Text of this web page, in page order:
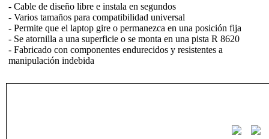
- Cable de diseño libre e instala en segundos
- Varios tamaños para compatibilidad universal
- Permite que el laptop gire o permanezca en una posición fija
- Se atornilla a una superficie o se monta en una pista R 8620
- Fabricado con componentes endurecidos y resistentes a
manipulación indebida